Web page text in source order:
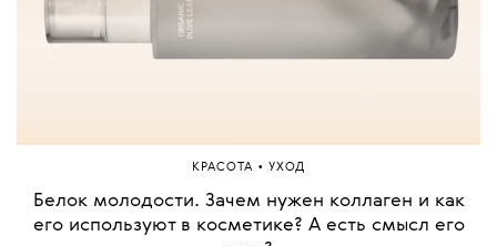
КРАСОТА • УХОД
Белок молодости. Зачем нужен коллаген и как
его используют в косметике? А есть смысл его